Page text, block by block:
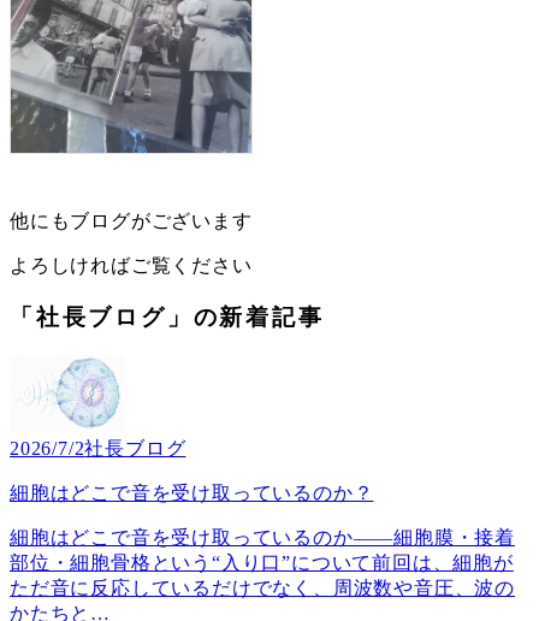
他にもブログがございます
よろしければご覧ください
「社長ブログ」の新着記事
2026/7/2社長ブログ
細胞はどこで音を受け取っているのか？
細胞はどこで音を受け取っているのか――細胞膜・接着
部位・細胞骨格という“入り口”について前回は、細胞が
ただ音に反応しているだけでなく、周波数や音圧、波の
かたちと …